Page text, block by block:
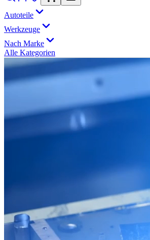
Autoteile
Werkzeuge
Nach Marke
Alle Kategorien